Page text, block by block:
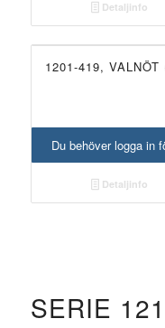
Detaljinfo
1201-419,
Du behöver logga in
Detaljinfo
SERIE